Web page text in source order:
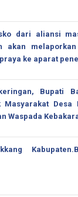
dari aliansi
akan
ke aparat
Bupati
Desa
Waspada